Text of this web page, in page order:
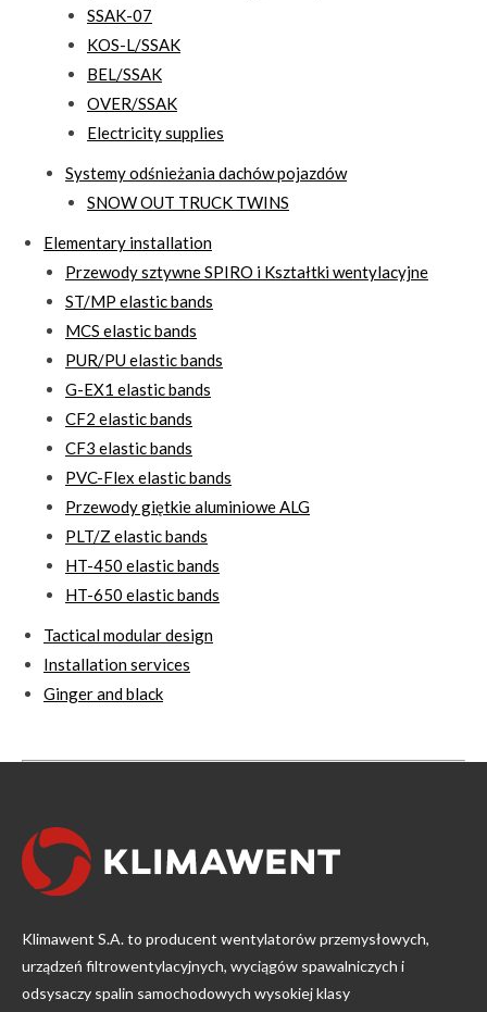
SSAK-07
KOS-L/SSAK
BEL/SSAK
OVER/SSAK
Electricity supplies
Systemy odśnieżania dachów pojazdów
SNOW OUT TRUCK TWINS
Elementary installation
Przewody sztywne SPIRO i Kształtki wentylacyjne
ST/MP elastic bands
MCS elastic bands
PUR/PU elastic bands
G-EX1 elastic bands
CF2 elastic bands
CF3 elastic bands
PVC-Flex elastic bands
Przewody giętkie aluminiowe ALG
PLT/Z elastic bands
HT-450 elastic bands
HT-650 elastic bands
Tactical modular design
Installation services
Ginger and black
Klimawent S.A. to producent wentylatorów przemysłowych,
urządzeń filtrowentylacyjnych, wyciągów spawalniczych i
odsysaczy spalin samochodowych wysokiej klasy